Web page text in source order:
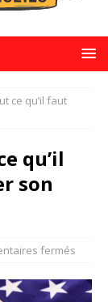
ce qu’il faut
qu’il
son
fermés